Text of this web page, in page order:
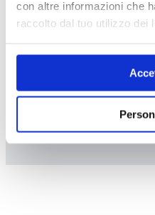
con altre informazioni che
raccolto dal tuo utilizzo dei